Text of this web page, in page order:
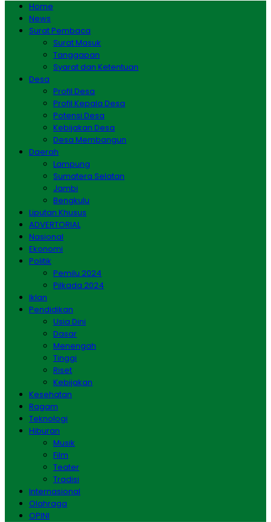
Home
News
Surat Pembaca
Surat Masuk
Tanggapan
Syarat dan Ketentuan
Desa
Profil Desa
Profil Kepala Desa
Potensi Desa
Kebijakan Desa
Desa Membangun
Daerah
Lampung
Sumatera Selatan
Jambi
Bengkulu
Liputan Khusus
ADVERTORIAL
Nasional
Ekonomi
Politik
Pemilu 2024
Pilkada 2024
Iklan
Pendidikan
Usia Dini
Dasar
Menengah
Tinggi
Riset
Kebijakan
Kesehatan
Ragam
Teknologi
Hiburan
Musik
Film
Teater
Tradisi
Internasional
Olahraga
OPINI